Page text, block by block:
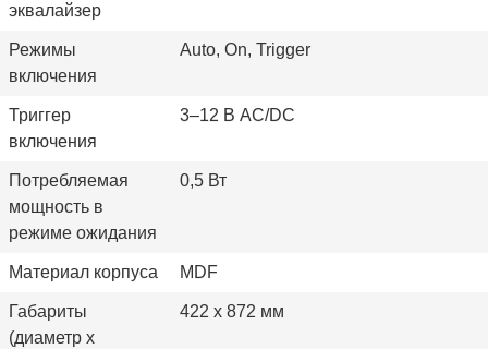
эквалайзер
Режимы
включения
Auto, On, Trigger
Триггер
включения
3–12 В AC/DC
Потребляемая
мощность в
режиме ожидания
0,5 Вт
Материал корпуса MDF
Габариты
(диаметр x
422 x 872 мм